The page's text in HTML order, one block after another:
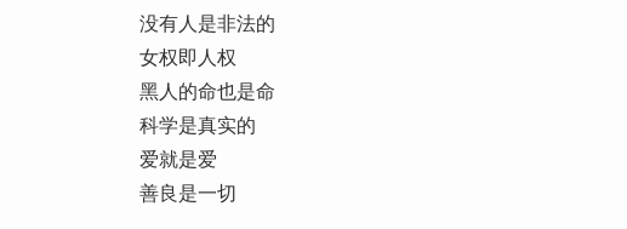
没有人是非法的
女权即人权
黑人的命也是命
科学是真实的
爱就是爱
善良是一切